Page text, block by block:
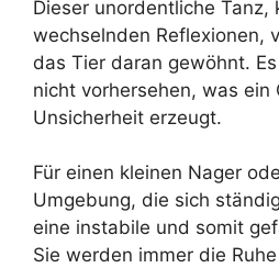
Dieser unordentliche
wechselnden Reflexionen,
das Tier daran gewöhnt.
nicht vorhersehen, was ein
Unsicherheit erzeugt.
Für einen kleinen Nager
Umgebung, die sich
eine instabile und somit
Sie werden immer die